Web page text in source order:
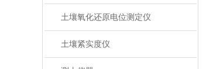
土壤氧化还原电位测定仪
土壤紧实度仪